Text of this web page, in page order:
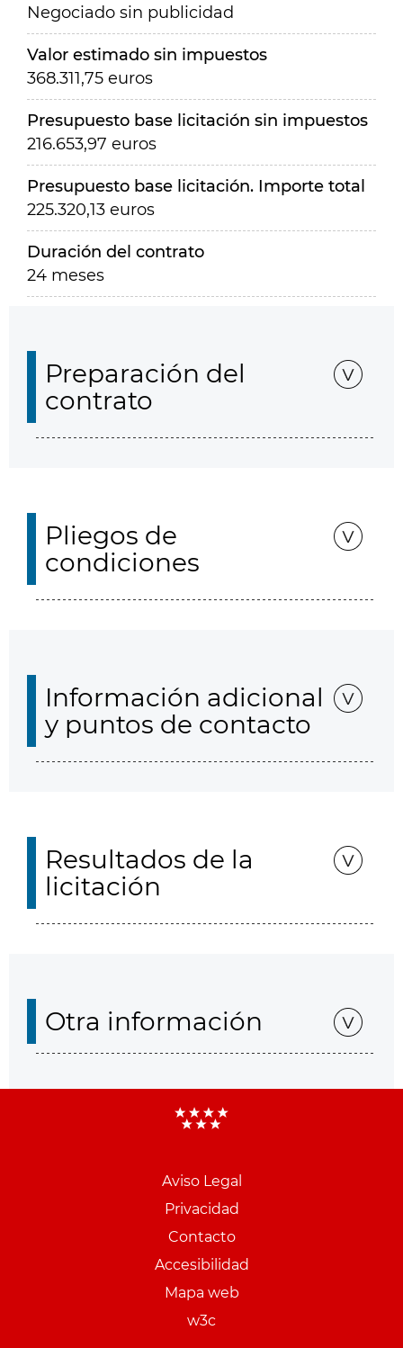
Negociado sin publicidad
Valor estimado sin impuestos
368.311,75 euros
Presupuesto base licitación sin impuestos
216.653,97 euros
Presupuesto base licitación. Importe total
225.320,13 euros
Duración del contrato
24 meses
Preparación del
contrato
Pliegos de
condiciones
Información adicional
y puntos de contacto
Resultados de la
licitación
Otra información
Aviso Legal
Privacidad
Contacto
Accesibilidad
Mapa web
w3c